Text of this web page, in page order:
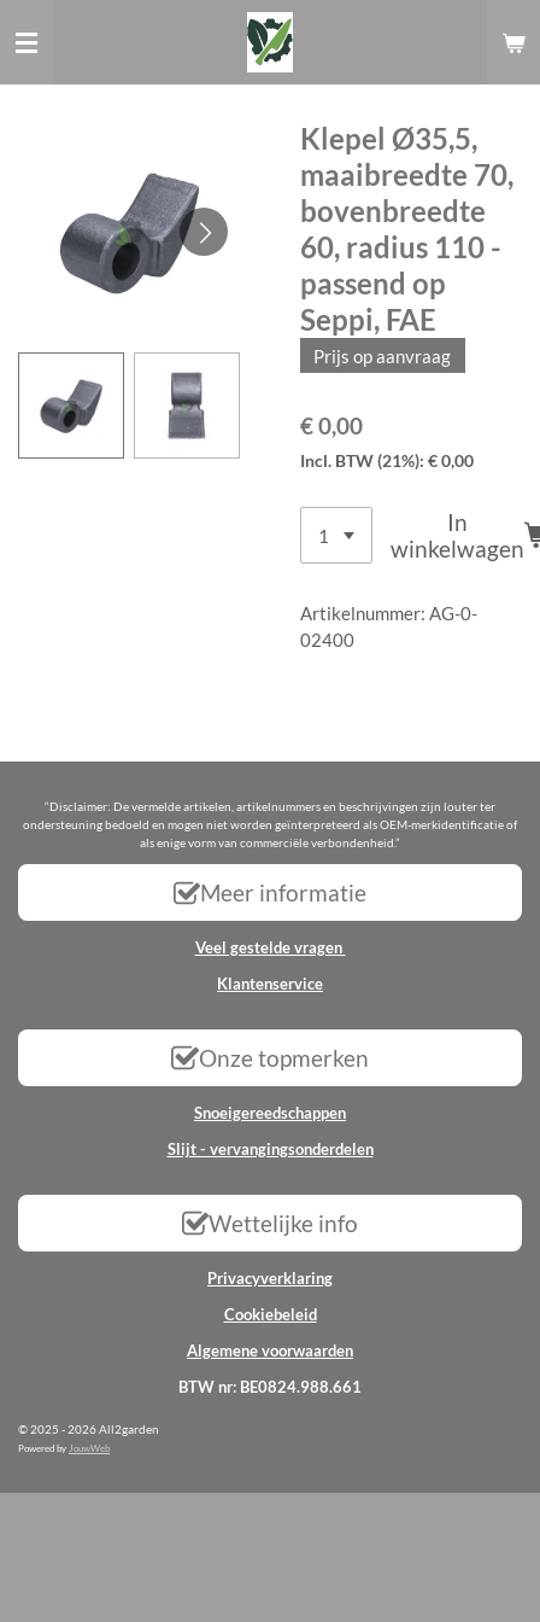
direct
Klepel Ø35,5,
maaibreedte 70,
bovenbreedte
60, radius 110 -
passend op
Seppi, FAE
Prijs op aanvraag
€ 0,00
Incl. BTW (21%): € 0,00
In
winkelwagen
Artikelnummer: AG-0-
02400
“Disclaimer: De vermelde artikelen, artikelnummers en beschrijvingen zijn louter ter
ondersteuning bedoeld en mogen niet worden geïnterpreteerd als OEM-merkidentificatie of
als enige vorm van commerciële verbondenheid.”
Meer informatie
Veel gestelde vragen
Klantenservice
Onze topmerken
Snoeigereedschappen
Slijt - vervangingsonderdelen
Wettelijke info
Privacyverklaring
Cookiebeleid
Algemene voorwaarden
BTW nr: BE0824.988.661
© 2025 - 2026 All2garden
Powered by JouwWeb